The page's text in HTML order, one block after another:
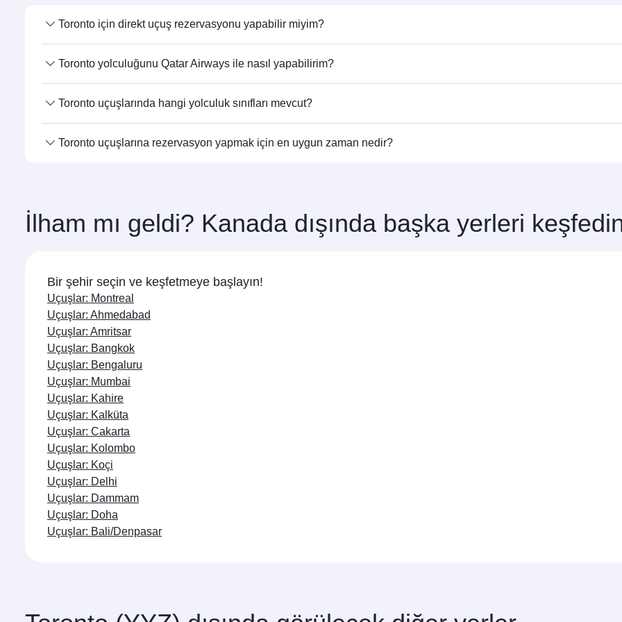
Toronto için direkt uçuş rezervasyonu yapabilir miyim?
Evet, Qatar Airways Toronto direkt uçuşlar düzenlemektedir. Uçuş saatlerini ve sefer sıklığını öğrenmek için ana
Toronto yolculuğunu Qatar Airways ile nasıl yapabilirim?
Qatar Airways ile doğrudan Toronto yönüne uçabilirsiniz. Doha üzerinden 150’den fazla destinasyona bağlanabilir,
Toronto uçuşlarında hangi yolculuk sınıfları mevcut?
Seyahat sınıfı seçenekleri, güzergaha ve uçuşu gerçekleştiren havayolu şirketine göre değişiklik gösterir. Qatar
Toronto uçuşlarına rezervasyon yapmak için en uygun zaman nedir?
İlham mı geldi? Kanada dışında başka yerleri
Bir şehir seçin ve keşfetmeye başlayın!
Uçuşlar: Montreal
Uçuşlar: Ahmedabad
Uçuşlar: Amritsar
Uçuşlar: Bangkok
Uçuşlar: Bengaluru
Uçuşlar: Mumbai
Uçuşlar: Kahire
Uçuşlar: Kalküta
Uçuşlar: Cakarta
Uçuşlar: Kolombo
Uçuşlar: Koçi
Uçuşlar: Delhi
Uçuşlar: Dammam
Uçuşlar: Doha
Uçuşlar: Bali/Denpasar